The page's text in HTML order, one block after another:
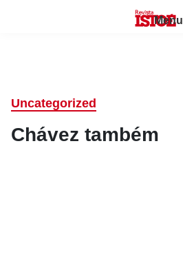
Menu
Uncategorized
Chávez também